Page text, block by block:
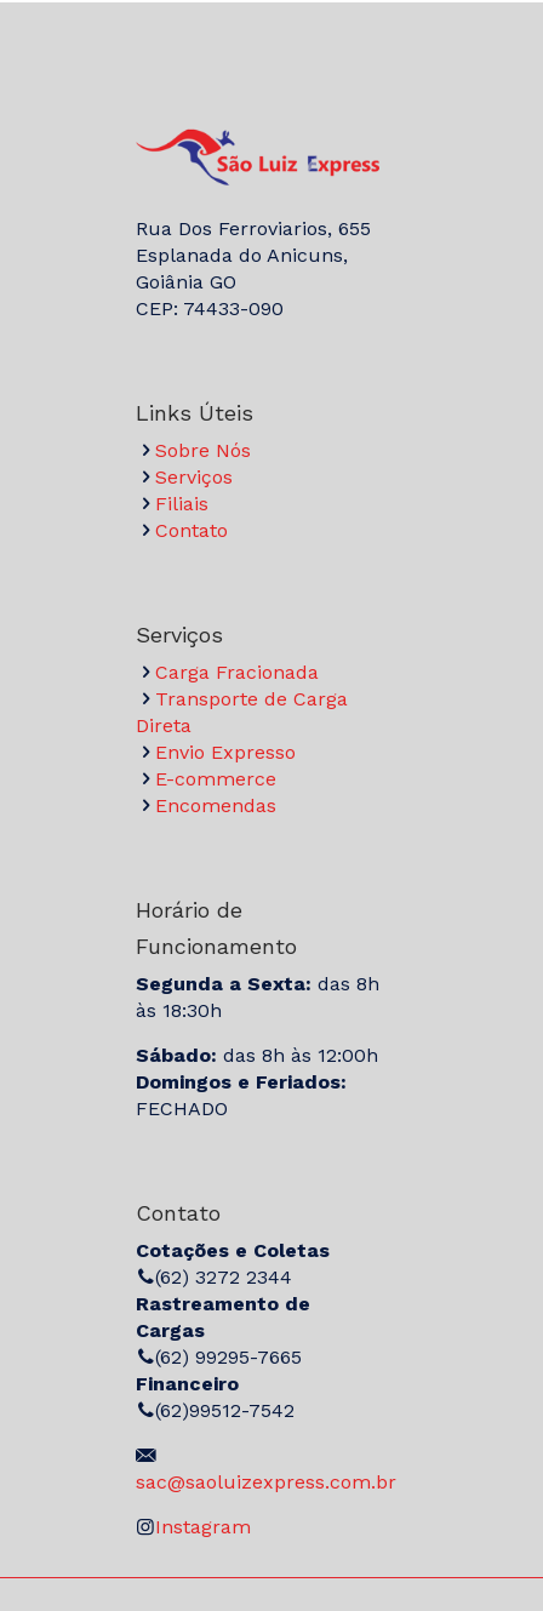
Rua Dos Ferroviarios, 655
Esplanada do Anicuns,
Goiânia GO
CEP: 74433-090
Links Úteis
Sobre Nós
Serviços
Filiais
Contato
Serviços
Carga Fracionada
Transporte de Carga
Direta
Envio Expresso
E-commerce
Encomendas
Horário de
Funcionamento
Segunda a Sexta:das 8h
às 18:30h
Sábado:das 8h às 12:00h
Domingos e Feriados:
FECHADO
Contato
Cotações e Coletas
(62) 3272 2344
Rastreamento de
Cargas
(62) 99295-7665
Financeiro
(62)99512-7542
sac@saoluizexpress.com.br
Instagram